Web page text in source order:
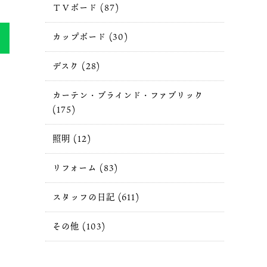
ＴＶボード (87)
カップボード (30)
デスク (28)
カーテン・ブラインド・ファブリック
(175)
照明 (12)
リフォーム (83)
スタッフの日記 (611)
その他 (103)